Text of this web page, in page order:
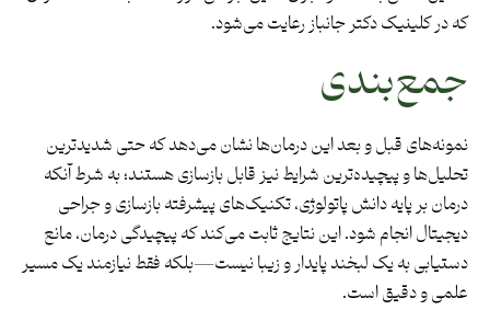
که در کلینیک دکتر جانباز رعایت می‌شود.
جمع‌بندی
نمونه‌های قبل و بعد این درمان‌ها نشان می‌دهد که حتی شدیدترین
تحلیل‌ها و پیچیده‌ترین شرایط نیز قابل بازسازی هستند؛ به شرط آنکه
درمان بر پایه دانش پاتولوژی، تکنیک‌های پیشرفته بازسازی و جراحی
دیجیتال انجام شود. این نتایج ثابت می‌کند که پیچیدگی درمان، مانع
دستیابی به یک لبخند پایدار و زیبا نیست—بلکه فقط نیازمند یک مسیر
علمی و دقیق است.